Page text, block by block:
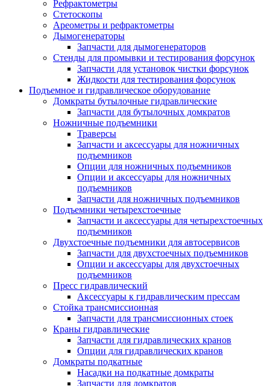
Рефрактометры
Стетоскопы
Ареометры и рефрактометры
Дымогенераторы
Запчасти для дымогенераторов
Стенды для промывки и тестирования форсунок
Запчасти для установок чистки форсунок
Жидкости для тестирования форсунок
Подъемное и гидравлическое оборудование
Домкраты бутылочные гидравлические
Запчасти для бутылочных домкратов
Ножничные подъемники
Траверсы
Запчасти и аксессуары для ножничных
подъемников
Опции для ножничных подъемников
Опции и аксессуары для ножничных
подъемников
Запчасти для ножничных подъемников
Подъемники четырехстоечные
Запчасти и аксессуары для четырехстоечных
подъемников
Двухстоечные подъемники для автосервисов
Запчасти для двухстоечных подъемников
Опции и аксессуары для двухстоечных
подъемников
Пресс гидравлический
Аксессуары к гидравлическим прессам
Стойка трансмиссионная
Запчасти для трансмиссионных стоек
Краны гидравлические
Запчасти для гидравлических кранов
Опции для гидравлических кранов
Домкраты подкатные
Насадки на подкатные домкраты
Запчасти для домкратов